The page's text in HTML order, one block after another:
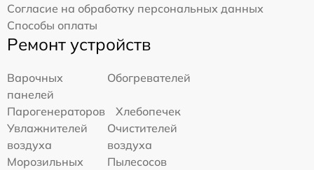
Согласие на обработку персональных данных
Способы оплаты
Ремонт устройств
Варочных
панелей
Обогревателей
Парогенераторов
Хлебопечек
Увлажнителей
воздуха
Очистителей
воздуха
Морозильных
Пылесосов